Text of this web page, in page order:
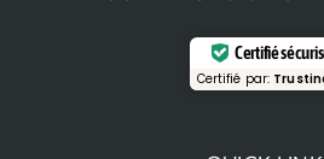
Certifié
Certifié par: